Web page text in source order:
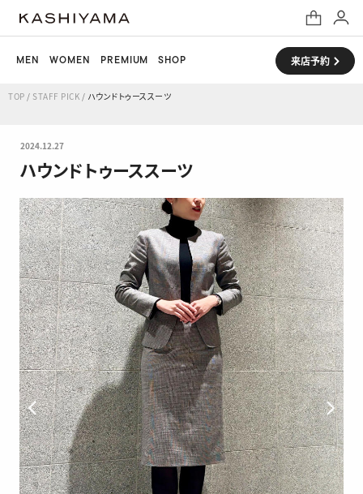
MEN WOMEN PREMIUM SHOP 来店予約
TOP / STAFF PICK / ハウンドトゥーススーツ
2024.12.27
ハウンドトゥーススーツ